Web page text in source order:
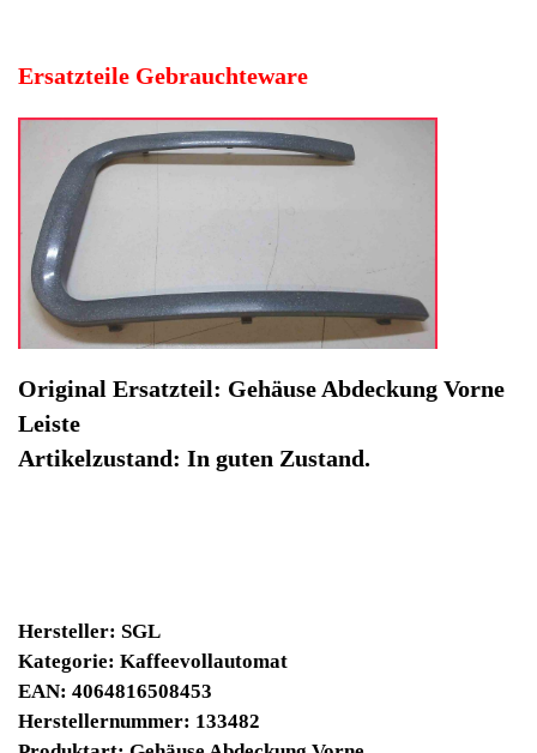
Hersteller: SGL
Kategorie: Kaffeevollautomat
EAN: 4064816508453
Herstellernummer: 133482
Produktart: Gehäuse Abdeckung Vorne
Artikelzustand: Gebrauchteware
Gehäuse Abdeckung Vorne Leiste SGL Easy 906151.
Original Ersatzteil: Gehäuse Abdeckung Vorne Leiste
Artikelzustand: In guten Zustand.
Sofort lieferbar
Noch 1 Stück verfügbar / InStock
Winpoints JACKPOT liegt bei:376,63 Euro
Jetzt kaufen